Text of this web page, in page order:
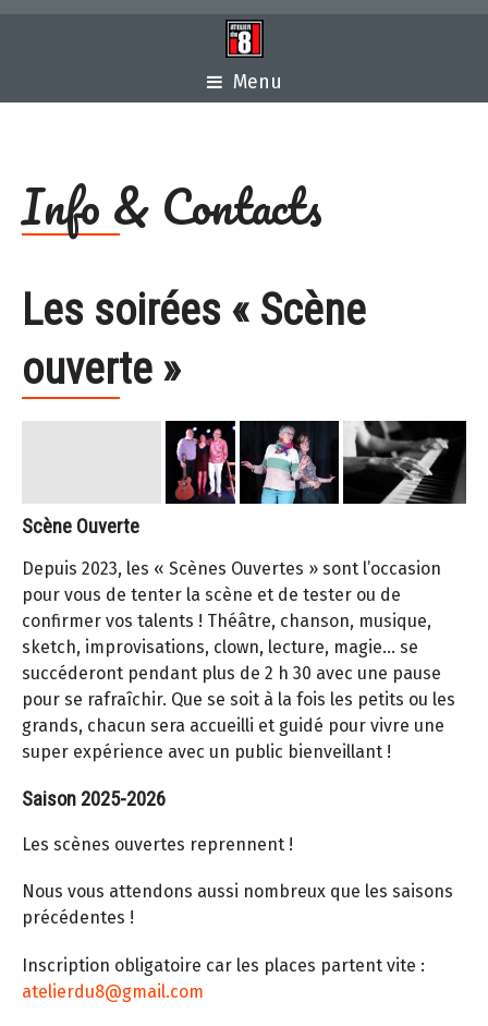
Menu
Info & Contacts
Les soirées « Scène
ouverte »
Scène Ouverte
Depuis 2023, les « Scènes Ouvertes » sont l’occasion
pour vous de tenter la scène et de tester ou de
confirmer vos talents ! Théâtre, chanson, musique,
sketch, improvisations, clown, lecture, magie… se
succéderont pendant plus de 2 h 30 avec une pause
pour se rafraîchir. Que se soit à la fois les petits ou les
grands, chacun sera accueilli et guidé pour vivre une
super expérience avec un public bienveillant !
Saison 2025-2026
Les scènes ouvertes reprennent !
Nous vous attendons aussi nombreux que les saisons
précédentes !
Inscription obligatoire car les places partent vite :
atelierdu8@gmail.com